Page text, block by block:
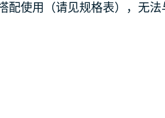
配使用（请见规格表），无法